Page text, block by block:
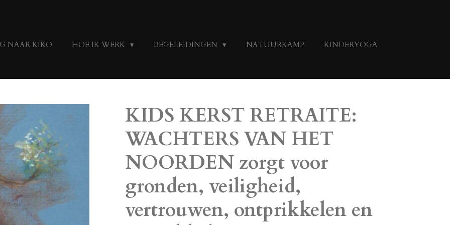
NAAR KIKO HOE IK WERK BEGELEIDINGEN NATUURKAMP
KINDERYOGA
KIDS KERST RETRAITE:
WACHTERS VAN HET
NOORDEN zorgt voor
gronden, veiligheid,
vertrouwen, ontprikkelen en